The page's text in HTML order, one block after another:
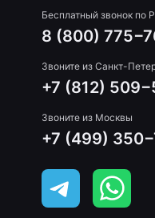
Бесплатный звонок по
8 (800)
Звоните из Санкт-
+7 (812)
Звоните из Москвы
+7 (499)